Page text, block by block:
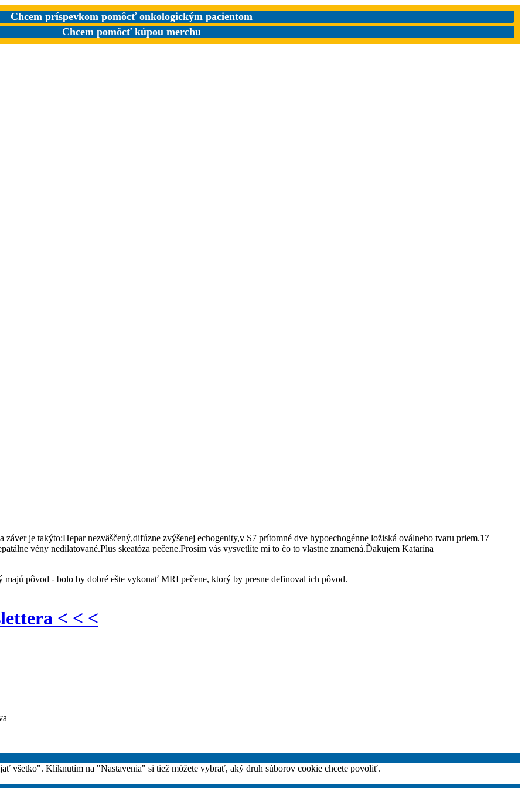
Chcem príspevkom pomôcť onkologickým pacientom
Chcem pomôcť kúpou merchu
je takýto:Hepar nezväščený,difúzne zvýšenej echogenity,v S7 prítomné dve hypoechogénne ložiská oválneho tvaru priem.17
vény nedilatované.Plus skeatóza pečene.Prosím vás vysvetlíte mi to čo to vlastne znamená.Ďakujem Katarína
majú pôvod - bolo by dobré ešte vykonať MRI pečene, ktorý by presne definoval ich pôvod.
< < <
všetko". Kliknutím na "Nastavenia" si tiež môžete vybrať, aký druh súborov cookie chcete povoliť.